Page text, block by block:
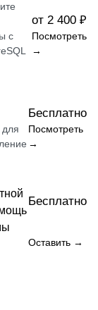
с
от 2 400 ₽
Посмотреть
→
Бесплатно
Посмотреть
→
Бесплатно
Оставить →